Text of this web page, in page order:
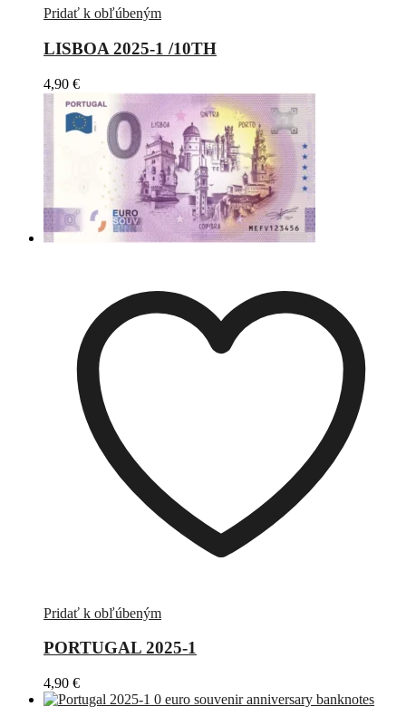
Pridať k obľúbeným
LISBOA 2025-1 /10TH
4,90 €
Pridať k obľúbeným
PORTUGAL 2025-1
4,90 €